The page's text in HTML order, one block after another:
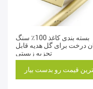
بسته بندی کاغذ 100٪ سنگ
درخت برای گل هدیه قابل
تجزیه زیستی
قیمت رو بدست بیار